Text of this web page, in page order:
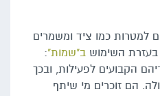
למטרות כמו ציד ומשמרים
השימוש ב"שמות":
הקבועים לפעילות, ובכך
הם זוכרים מי שיתף